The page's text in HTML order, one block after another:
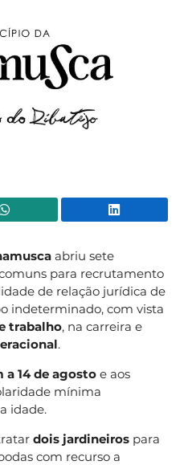
WhatsApp
abriu sete
para recrutamento
de relação jurídica de
indeterminado, com vista
trabalho, na carreira e
.
14 de agosto e aos
mínima
idade.
dois jardineiros para
com recurso a